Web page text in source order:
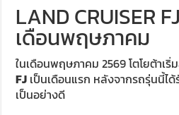
LAND CRUISER
เดือนพฤษภาคม
ในเดือนพฤษภาคม 2569 โตโยต้าเ
FJ เป็นเดือนแรก หลังจากรถรุ่นนี้ไ
เป็นอย่างดี